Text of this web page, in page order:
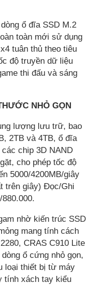
ổ đĩa SSD M.2
toàn mới sử dụng
tuân thủ theo tiêu
độ truyền dữ liệu
thi đấu và sáng
NHỎ GỌN
lượng lưu trữ, bao
2TB và 4TB, ổ đĩa
chip 3D NAND
cho phép tốc độ
5000/4200MB/giây
trên giây) Đọc/Ghi
nhờ kiến trúc SSD
mang tính cách
CRAS C910 Lite
ổ cứng nhỏ gọn,
loại thiết bị từ máy
tính xách tay kiểu